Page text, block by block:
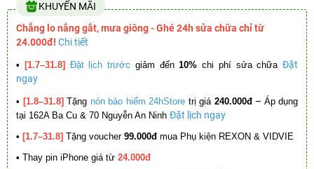
KHUYẾN MÃI
Chẳng lo nắng gắt, mưa giông - Ghé 24h sửa chữa chỉ từ
24.000đ! Chi tiết
• [1.7–31.8] Đặt lịch trước giảm đến10% chi phí sửa chữa Đặt
ngay
• [1.8–31.8] Tặng nón bảo hiểm 24hStore trị giá 240.000đ – Áp dụng
tại 162A Ba Cu & 70 Nguyễn An Ninh Đặt lịch ngay
• [1.7–31.8] Tặng voucher 99.000đ mua Phụ kiện REXON & VIDVIE
• Thay pin iPhone giá từ 24.000đ